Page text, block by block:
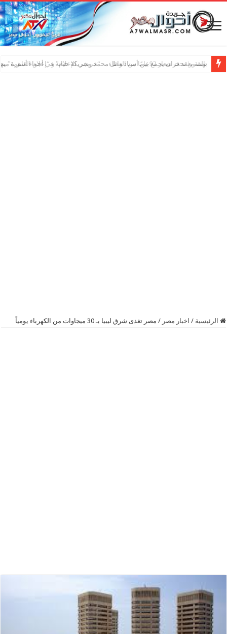
تهنئة بعقد قران يجمع بين أستاذ وائل محمد وشريكة حياته في أجواء أسرية
الرئيسية / اخبار مصر / ‫مصر‬ تغذى شرق ليبيا بـ 30 ميجاوات من الكهرباء يومياً